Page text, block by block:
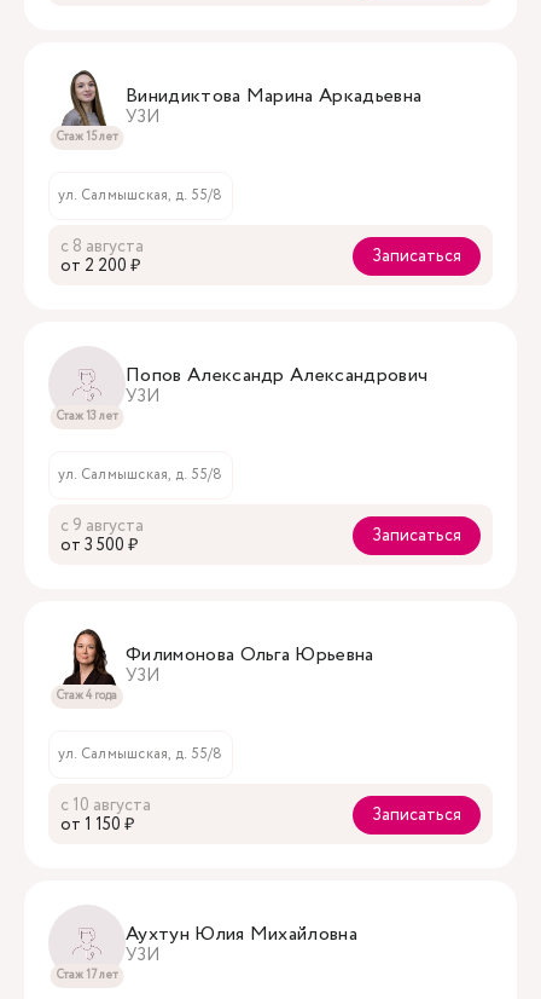
Стаж 15 лет
Винидиктова Марина Аркадьевна
УЗИ
ул. Салмышская, д. 55/8
с 8 августа
oт 2 200 ₽
Записаться
Стаж 13 лет
Попов Александр Александрович
УЗИ
ул. Салмышская, д. 55/8
с 9 августа
oт 3 500 ₽
Записаться
Стаж 4 года
Филимонова Ольга Юрьевна
УЗИ
ул. Салмышская, д. 55/8
с 10 августа
oт 1 150 ₽
Записаться
Стаж 17 лет
Аухтун Юлия Михайловна
УЗИ